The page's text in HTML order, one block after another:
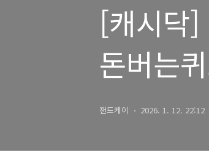
[캐시닥
돈버는
잰드케이 2026. 1. 12. 22:12